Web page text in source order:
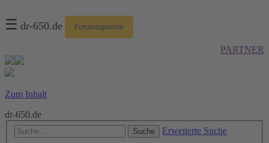
☰ dr-650.de Forumsspende
PARTNER
Zum Inhalt
dr-650.de
Suche Erweiterte Suche